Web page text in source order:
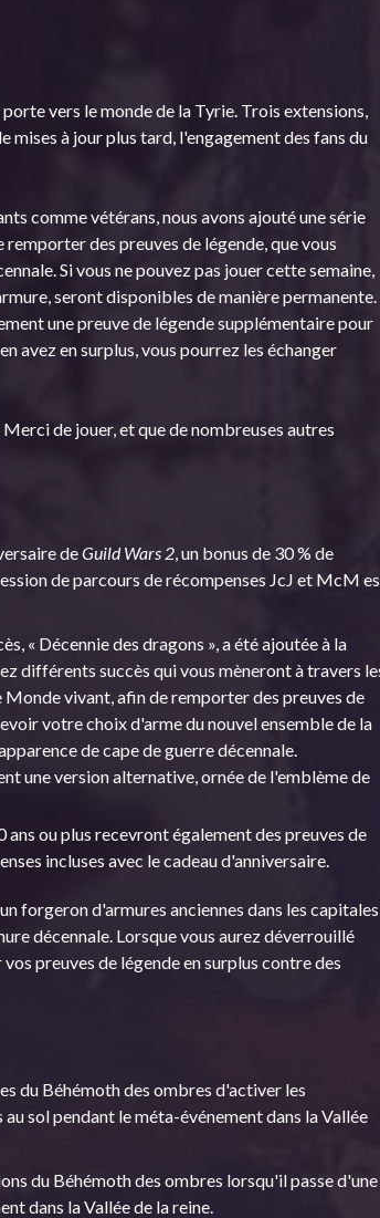
vers le monde de la Tyrie. Trois extensions,
à jour plus tard, l'engagement des fans du
comme vétérans, nous avons ajouté une série
des preuves de légende, que vous
Si vous ne pouvez pas jouer cette semaine,
seront disponibles de manière permanente.
une preuve de légende supplémentaire pour
avez en surplus, vous pourrez les échanger
de jouer, et que de nombreuses autres
deGuild Wars 2 , un bonus de 30 % de
de parcours de récompenses JcJ et McM
« Décennie des dragons », a été ajoutée à la
différents succès qui vous mèneront à travers
Monde vivant, afin de remporter des preuves de
votre choix d'arme du nouvel ensemble de la
de cape de guerre décennale.
une version alternative, ornée de l'emblème de
ou plus recevront également des preuves de
incluses avec le cadeau d'anniversaire.
forgeron d'armures anciennes dans les capitales
décennale. Lorsque vous aurez déverrouillé
preuves de légende en surplus contre des
du Béhémoth des ombres d'activer les
sol pendant le méta-événement dans la Vallée
du Béhémoth des ombres lorsqu'il passe d'une
dans la Vallée de la reine.